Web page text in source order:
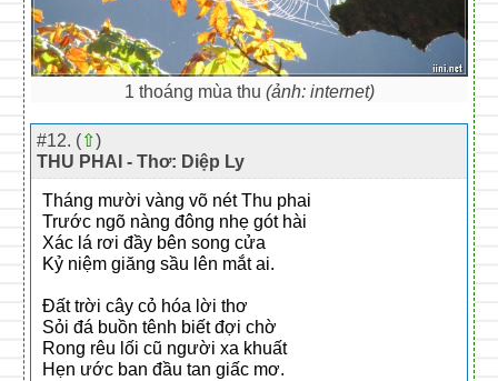
1 thoáng mùa thu (ảnh: internet)
#12. (⇧)
THU PHAI - Thơ: Diệp Ly
Tháng mười vàng võ nét Thu phai
Trước ngõ nàng đông nhẹ gót hài
Xác lá rơi đầy bên song cửa
Kỷ niệm giăng sầu lên mắt ai.
Đất trời cây cỏ hóa lời thơ
Sỏi đá buồn tênh biết đợi chờ
Rong rêu lối cũ người xa khuất
Hẹn ước ban đầu tan giấc mơ.